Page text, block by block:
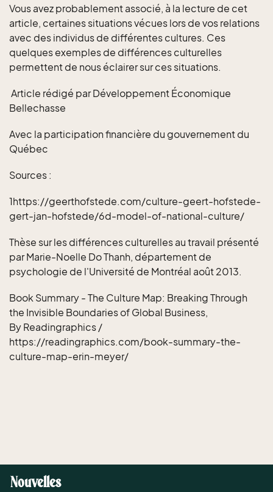
Vous avez probablement associé, à la lecture de cet
article, certaines situations vécues lors de vos relations
avec des individus de différentes cultures. Ces
quelques exemples de différences culturelles
permettent de nous éclairer sur ces situations.
Article rédigé par Développement Économique
Bellechasse
Avec la participation financière du gouvernement du
Québec
Sources :
1https://geerthofstede.com/culture-geert-hofstede-
gert-jan-hofstede/6d-model-of-national-culture/
Thèse sur les différences culturelles au travail présenté
par Marie-Noelle Do Thanh, département de
psychologie de l'Université de Montréal août 2013.
Book Summary - The Culture Map: Breaking Through
the Invisible Boundaries of Global Business,
By Readingraphics /
https://readingraphics.com/book-summary-the-
culture-map-erin-meyer/
Nouvelles